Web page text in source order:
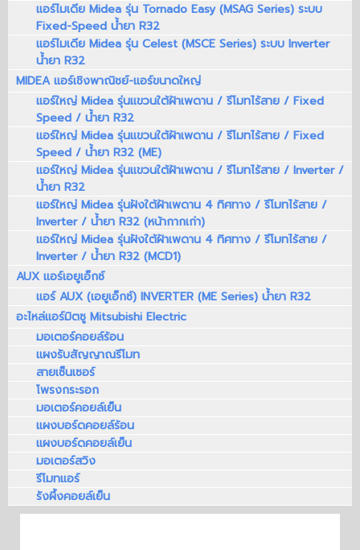
แอร์ไมเดีย Midea รุ่น Tornado Easy (MSAG Series) ระบบ
Fixed-Speed น้ำยา R32
แอร์ไมเดีย Midea รุ่น Celest (MSCE Series) ระบบ Inverter
น้ำยา R32
MIDEA แอร์เชิงพาณิชย์-แอร์ขนาดใหญ่
แอร์ใหญ่ Midea รุ่นแขวนใต้ฝ้าเพดาน / รีโมทไร้สาย / Fixed
Speed / น้ำยา R32
แอร์ใหญ่ Midea รุ่นแขวนใต้ฝ้าเพดาน / รีโมทไร้สาย / Fixed
Speed / น้ำยา R32 (ME)
แอร์ใหญ่ Midea รุ่นแขวนใต้ฝ้าเพดาน / รีโมทไร้สาย / Inverter /
น้ำยา R32
แอร์ใหญ่ Midea รุ่นฝังใต้ฝ้าเพดาน 4 ทิศทาง / รีโมทไร้สาย /
Inverter / น้ำยา R32 (หน้ากากเก่า)
แอร์ใหญ่ Midea รุ่นฝังใต้ฝ้าเพดาน 4 ทิศทาง / รีโมทไร้สาย /
Inverter / น้ำยา R32 (MCD1)
AUX แอร์เอยูเอ็กซ์
แอร์ AUX (เอยูเอ็กซ์) INVERTER (ME Series) น้ำยา R32
อะไหล่แอร์มิตซู Mitsubishi Electric
มอเตอร์คอยล์ร้อน
แผงรับสัญญาณรีโมท
สายเซ็นเซอร์
โพรงกระรอก
มอเตอร์คอยล์เย็น
แผงบอร์ดคอยล์ร้อน
แผงบอร์ดคอยล์เย็น
มอเตอร์สวิง
รีโมทแอร์
รังผึ้งคอยล์เย็น